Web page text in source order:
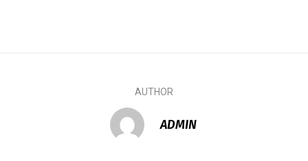
AUTHOR
ADMIN